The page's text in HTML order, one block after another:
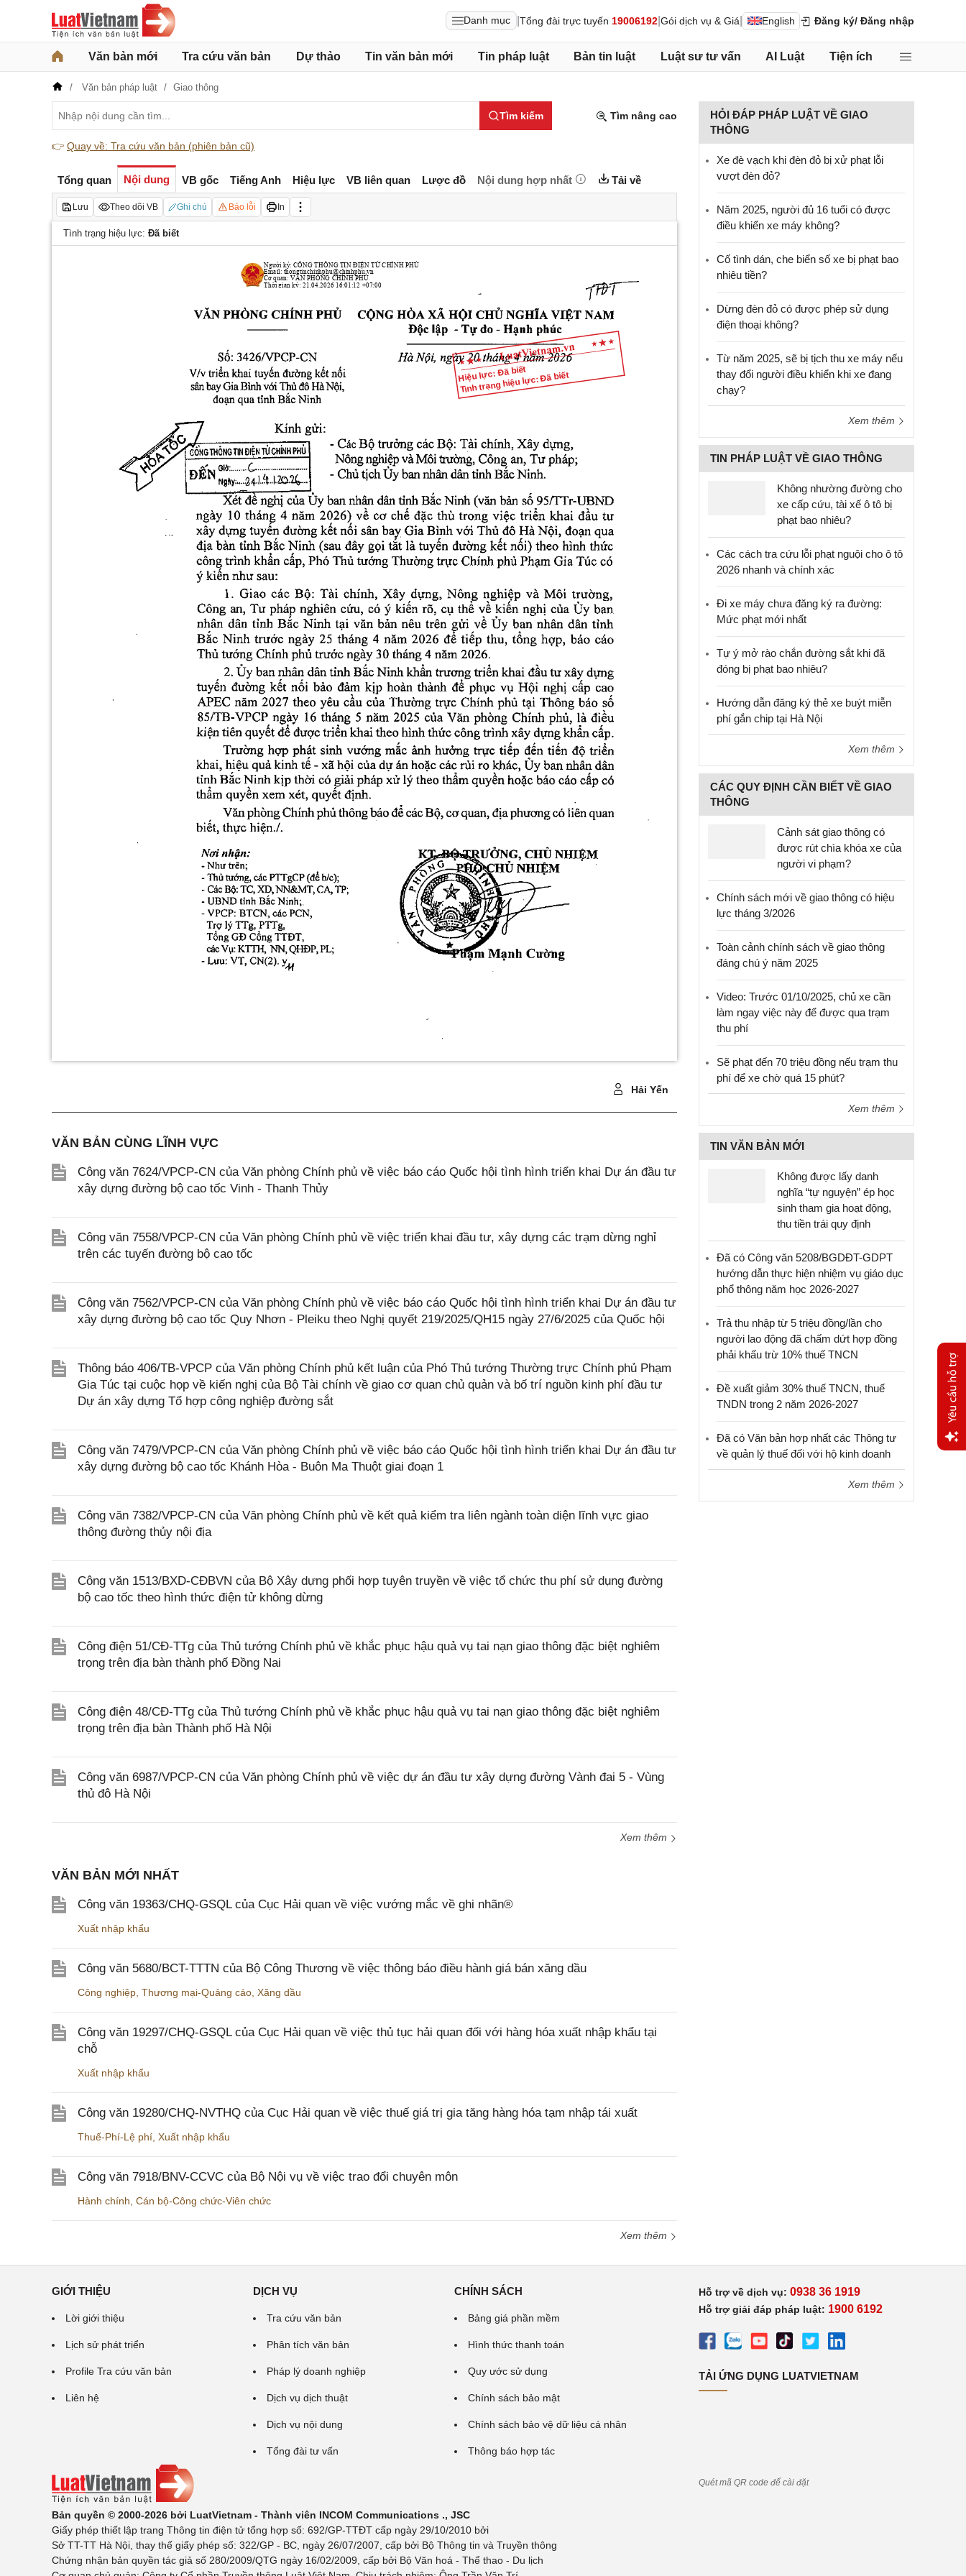
Danh mục Tổng đài trực tuyến 19006192 Gói dịch vụ & Giá English Đăng ký/ Đăng nhập
Văn bản mới Tra cứu văn bản Dự thảo Tin văn bản mới Tin pháp luật Bản tin luật Luật sư tư vấn AI Luật Tiện ích
Văn bản pháp luật Giao thông
Tìm kiếm Tìm nâng cao
👉 Quay về: Tra cứu văn bản (phiên bản cũ)
Tổng quan Nội dung VB gốc Tiếng Anh Hiệu lực VB liên quan Lược đồ Nội dung hợp nhất Tải về
Lưu Theo dõi VB Ghi chú Báo lỗi In
Tình trạng hiệu lực: Đã biết
Hiệu lực: Đã biết
Tình trạng hiệu lực: Đã biết
HOATỐC
VĂNPHÒNGCHÍNHPHỦ CỘNGHÒAXÃHỘI CHỦNGHĨAVIỆTNAM
Độc lập Tự đo Hạnh phúc
TIOT
Số: 3426/VPCP-CN
V/v triển khai tuyến đường kết nối
sân bay Gia Bình với Thủ đô HàNội,
đoạn qua tỉnh Bắc Ninh
Kính gửi:
CÔNGTHÔNG
TIN ĐIỆNTỬCHÍNHPHỦ
ĐENG
Ngay.24.14.20.26.
HàNội, ngày 20 tháng 4 năm2026
Các Bộ trưởng các Bộ: Tài chính, Xây dựng,
Nôngnghiệp và Môi trường, Công an, Tư pháp;
Chủ tịch Ủy ban nhân dân tỉnh Bắc Ninh.
Xét đề nghị của Ủy ban nhân dân tỉnh Bắc Ninh (văn bản số 95/TTr-UBND
ngày 10 tháng 4 năm 2026) về cơ chế đặc thù trong việc triển khai đầu tư
xây dựng tuyến đường kết nối sân bay Gia Bình với Thủ đô Hà Nội, đoạn qua
địa bàn tỉnh Bắc Ninh (sau đây gọi tắt là tuyến đường kết nối) theo hình thức
công trình khẩn cấp, Phó Thủ tướng Thường trực Chính phủ Phạm Gia Túc có
ý kiến như sau:
1. Giao các Bộ: Tài chính, Xây dựng, Nông nghiệp và Môi trường,
Công an, Tư pháp nghiên cứu, có ý kiến rõ, cụ thể về kiến nghị của Ủy ban
nhân dân tỉnh Bắc Ninh tại văn bản nêu trên gửi về Ủy ban nhân dân tỉnh
Bắc Ninh trước ngày 25 tháng 4 năm 2026 để tiếp thu, tổng hợp, báo cáo
Thủ tướng Chính phủ trước ngày 30 tháng 4 năm 2026.
2. Ủy ban nhân dân tỉnh Bắc Ninh khẩn trương triển khai đầu tư xây dựng
tuyến đường kết nối bảo đảm kịp hoàn thành để phục vụ Hội nghị cấp cao
APECnăm 2027 theo yêu cầu của Thường trực Chính phủ tại Thông báo số
85/TB-VPCPngày 16 tháng 5 năm 2025 của Văn phòng Chính phủ, là điều
kiện tiên quyết để được triển khai theo hình thức công trình xây dựng khẩn cấp.
Trường hợp phát sinh vướng mắc ảnh hưởng trực tiếp đến tiến độ triển
khai, hiệu quả kinh tế xã hội của dự án hoặc các rủi ro khác, Ủy ban nhân dân
tỉnh Bắc Ninh kịp thời có giải pháp xử lý theo thẩm quyền hoặc báo cáo cấp có
thẩm quyền xem xét, quyết định.
Vănphòng Chính phủ thông báo để các Bộ, cơ quan, địa phươngcó liên quan
biết, thực hiện./.
Nơi nhận:
Nhưtrên;
Thủ tướng, các PTTgCP(để b/c);
Các Bộ: TC, XD,NN&MT,CA, TP;
UBND
tinh Bắc Ninh;.
VPCP: BTCN,các PCN,
Trợ lý TTg, PTTg,
Tổng GĐCổng TTĐT,
các Vụ: KTTH, NN, QHĐP,PL;
Lưu: VT, CN(2). YM
HBOTRƯỞNG,
CHỦ
PHOCHỦNHIỆM
VAN
Phạm MạnhCường
Người ký: CỔNG THÔNG TIN ĐIỆN TỬ CHÍNH PHỦ
Email: thongtinchinhphu@chinhphu.vn
Cơ quan: VĂN PHÒNG CHÍNH PHỦ
Thời gian ký: 21.04.2026 16:01:12 +07:00
Hải Yến
VĂN BẢN CÙNG LĨNH VỰC
Công văn 7624/VPCP-CN của Văn phòng Chính phủ về việc báo cáo Quốc hội tình hình triển khai Dự án đầu tư
xây dựng đường bộ cao tốc Vinh - Thanh Thủy
Công văn 7558/VPCP-CN của Văn phòng Chính phủ về việc triển khai đầu tư, xây dựng các trạm dừng nghỉ
trên các tuyến đường bộ cao tốc
Công văn 7562/VPCP-CN của Văn phòng Chính phủ về việc báo cáo Quốc hội tình hình triển khai Dự án đầu tư
xây dựng đường bộ cao tốc Quy Nhơn - Pleiku theo Nghị quyết 219/2025/QH15 ngày 27/6/2025 của Quốc hội
Thông báo 406/TB-VPCP của Văn phòng Chính phủ kết luận của Phó Thủ tướng Thường trực Chính phủ Phạm
Gia Túc tại cuộc họp về kiến nghị của Bộ Tài chính về giao cơ quan chủ quản và bố trí nguồn kinh phí đầu tư
Dự án xây dựng Tổ hợp công nghiệp đường sắt
Công văn 7479/VPCP-CN của Văn phòng Chính phủ về việc báo cáo Quốc hội tình hình triển khai Dự án đầu tư
xây dựng đường bộ cao tốc Khánh Hòa - Buôn Ma Thuột giai đoạn 1
Công văn 7382/VPCP-CN của Văn phòng Chính phủ về kết quả kiểm tra liên ngành toàn diện lĩnh vực giao
thông đường thủy nội địa
Công văn 1513/BXD-CĐBVN của Bộ Xây dựng phối hợp tuyên truyền về việc tổ chức thu phí sử dụng đường
bộ cao tốc theo hình thức điện tử không dừng
Công điện 51/CĐ-TTg của Thủ tướng Chính phủ về khắc phục hậu quả vụ tai nạn giao thông đặc biệt nghiêm
trọng trên địa bàn thành phố Đồng Nai
Công điện 48/CĐ-TTg của Thủ tướng Chính phủ về khắc phục hậu quả vụ tai nạn giao thông đặc biệt nghiêm
trọng trên địa bàn Thành phố Hà Nội
Công văn 6987/VPCP-CN của Văn phòng Chính phủ về việc dự án đầu tư xây dựng đường Vành đai 5 - Vùng
thủ đô Hà Nội
Xem thêm
VĂN BẢN MỚI NHẤT
Công văn 19363/CHQ-GSQL của Cục Hải quan về việc vướng mắc về ghi nhãn®
Xuất nhập khẩu
Công văn 5680/BCT-TTTN của Bộ Công Thương về việc thông báo điều hành giá bán xăng dầu
Công nghiệp, Thương mại-Quảng cáo, Xăng dầu
Công văn 19297/CHQ-GSQL của Cục Hải quan về việc thủ tục hải quan đối với hàng hóa xuất nhập khẩu tại
chỗ
Xuất nhập khẩu
Công văn 19280/CHQ-NVTHQ của Cục Hải quan về việc thuế giá trị gia tăng hàng hóa tạm nhập tái xuất
Thuế-Phí-Lệ phí, Xuất nhập khẩu
Công văn 7918/BNV-CCVC của Bộ Nội vụ về việc trao đổi chuyên môn
Hành chính, Cán bộ-Công chức-Viên chức
Xem thêm
HỎI ĐÁP PHÁP LUẬT VỀ GIAO
THÔNG
Xe đè vạch khi đèn đỏ bị xử phạt lỗi
vượt đèn đỏ?
Năm 2025, người đủ 16 tuổi có được
điều khiển xe máy không?
Cố tình dán, che biển số xe bị phạt bao
nhiêu tiền?
Dừng đèn đỏ có được phép sử dụng
điện thoại không?
Từ năm 2025, sẽ bị tịch thu xe máy nếu
thay đổi người điều khiển khi xe đang
chạy?
Xem thêm
TIN PHÁP LUẬT VỀ GIAO THÔNG
Không nhường đường cho
xe cấp cứu, tài xế ô tô bị
phạt bao nhiêu?
Các cách tra cứu lỗi phạt nguội cho ô tô
2026 nhanh và chính xác
Đi xe máy chưa đăng ký ra đường:
Mức phạt mới nhất
Tự ý mở rào chắn đường sắt khi đã
đóng bị phạt bao nhiêu?
Hướng dẫn đăng ký thẻ xe buýt miễn
phí gắn chip tại Hà Nội
Xem thêm
CÁC QUY ĐỊNH CẦN BIẾT VỀ GIAO
THÔNG
Cảnh sát giao thông có
được rút chìa khóa xe của
người vi phạm?
Chính sách mới về giao thông có hiệu
lực tháng 3/2026
Toàn cảnh chính sách về giao thông
đáng chú ý năm 2025
Video: Trước 01/10/2025, chủ xe cần
làm ngay việc này để được qua trạm
thu phí
Sẽ phạt đến 70 triệu đồng nếu trạm thu
phí để xe chờ quá 15 phút?
Xem thêm
TIN VĂN BẢN MỚI
Không được lấy danh
nghĩa “tự nguyện” ép học
sinh tham gia hoạt động,
thu tiền trái quy định
Đã có Công văn 5208/BGDĐT-GDPT
hướng dẫn thực hiện nhiệm vụ giáo dục
phổ thông năm học 2026-2027
Trả thu nhập từ 5 triệu đồng/lần cho
người lao động đã chấm dứt hợp đồng
phải khấu trừ 10% thuế TNCN
Đề xuất giảm 30% thuế TNCN, thuế
TNDN trong 2 năm 2026-2027
Đã có Văn bản hợp nhất các Thông tư
về quản lý thuế đối với hộ kinh doanh
Xem thêm
GIỚI THIỆU
Lời giới thiệu
Lịch sử phát triển
Profile Tra cứu văn bản
Liên hệ
DỊCH VỤ
Tra cứu văn bản
Phân tích văn bản
Pháp lý doanh nghiệp
Dịch vụ dịch thuật
Dịch vụ nội dung
Tổng đài tư vấn
CHÍNH SÁCH
Bảng giá phần mềm
Hình thức thanh toán
Quy ước sử dụng
Chính sách bảo mật
Chính sách bảo vệ dữ liệu cá nhân
Thông báo hợp tác
Bản quyền © 2000-2026 bởi LuatVietnam - Thành viên INCOM Communications ., JSC
Giấy phép thiết lập trang Thông tin điện tử tổng hợp số: 692/GP-TTĐT cấp ngày 29/10/2010 bởi
Sở TT-TT Hà Nội, thay thế giấy phép số: 322/GP - BC, ngày 26/07/2007, cấp bởi Bộ Thông tin và Truyền thông
Chứng nhận bản quyền tác giả số 280/2009/QTG ngày 16/02/2009, cấp bởi Bộ Văn hoá - Thể thao - Du lịch
Hỗ trợ về dịch vụ: 0938 36 1919
Hỗ trợ giải đáp pháp luật: 1900 6192
TẢI ỨNG DỤNG LUATVIETNAM
Quét mã QR code để cài đặt